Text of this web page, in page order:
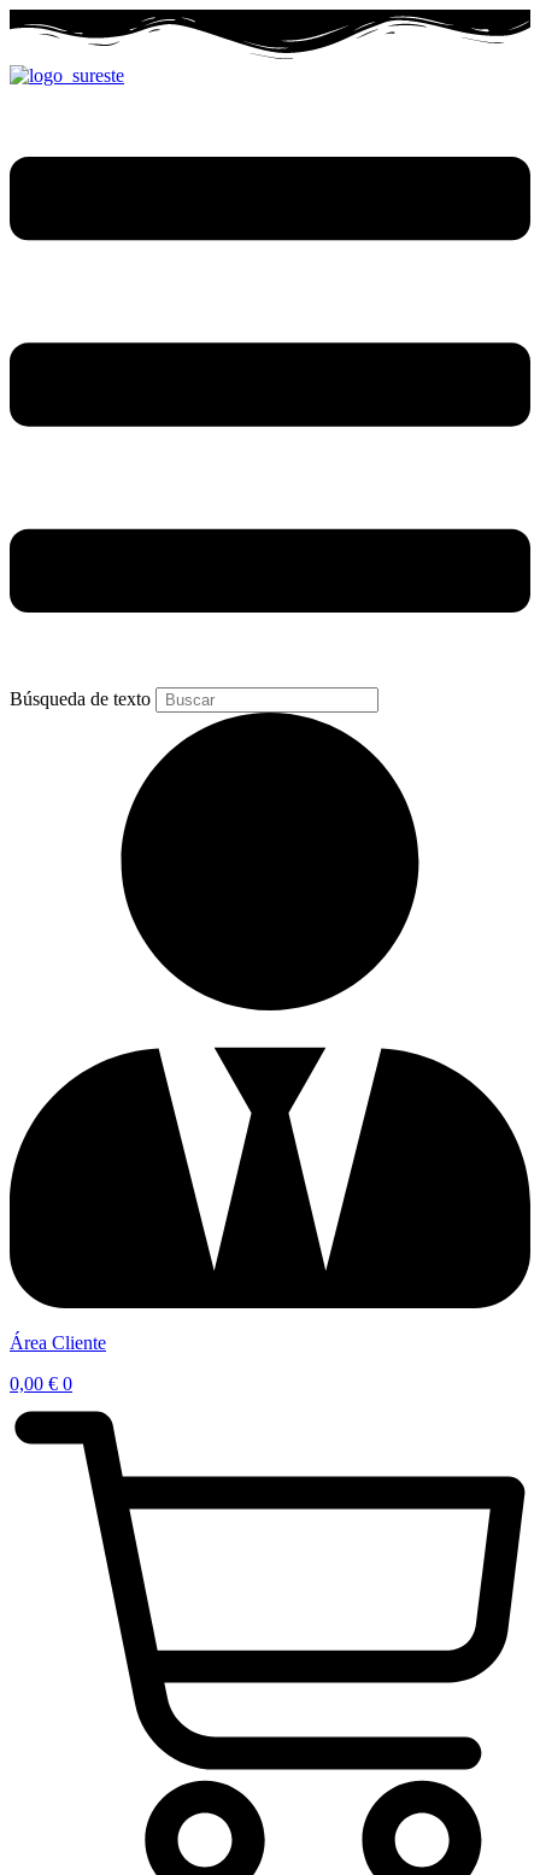
contenido
Búsqueda de texto
Área Cliente
0,00 € 0